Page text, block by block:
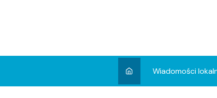
Wiadomości